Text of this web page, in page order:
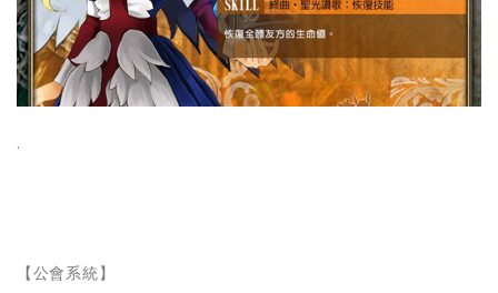
·
【公會系統】